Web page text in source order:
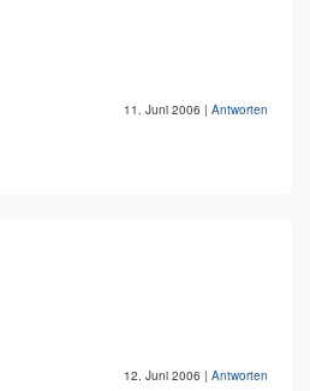
11. Juni 2006 | Antworten
12. Juni 2006 | Antworten